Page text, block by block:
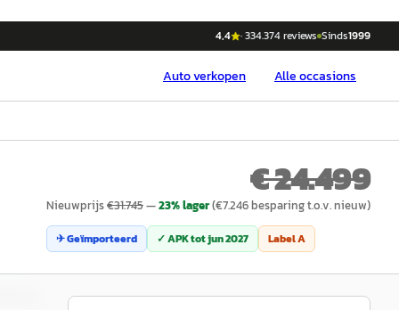
4,4 ·334.374reviews Sinds1999
Autoverkopen Alle occasions
€ 24.499
Nieuwprijs€31.745—23% lager(€7.246besparing t.o.v. nieuw)
✈ Geïmporteerd ✓ APK totjun 2027 LabelA